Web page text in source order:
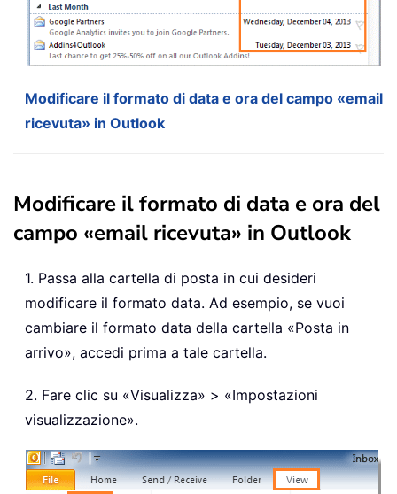
Modificare il formato di data e ora del campo «email
ricevuta» in Outlook
Modificare il formato di data e ora del
campo «email ricevuta» in Outlook
1. Passa alla cartella di posta in cui desideri
modificare il formato data. Ad esempio, se vuoi
cambiare il formato data della cartella «Posta in
arrivo», accedi prima a tale cartella.
2. Fare clic su «Visualizza» > «Impostazioni
visualizzazione».